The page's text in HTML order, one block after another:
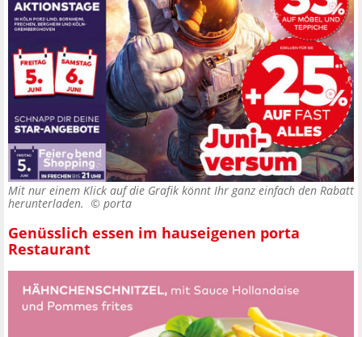
Mit nur einem Klick auf die Grafik könnt Ihr ganz einfach den Rabatt
herunterladen. © porta
Genüsslich essen im hauseigenen porta
Restaurant